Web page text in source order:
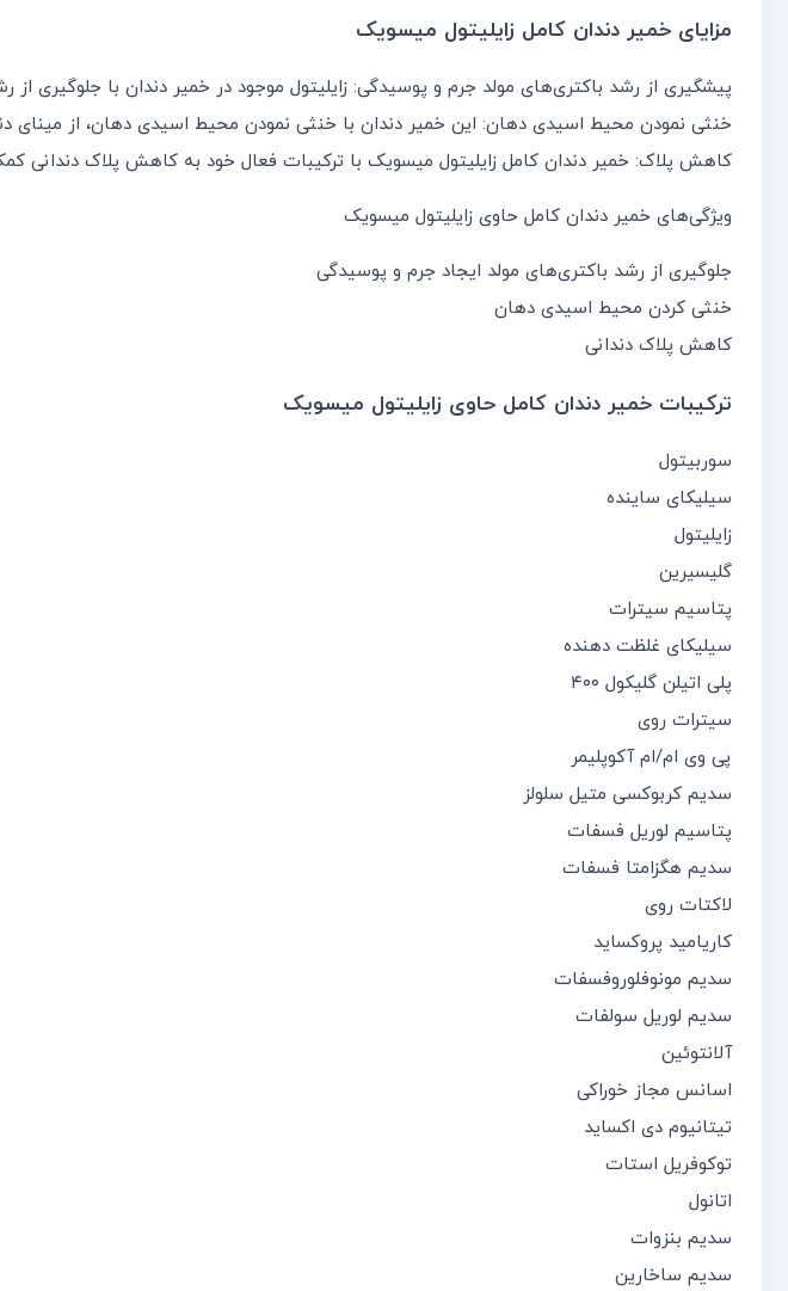
مزایای خمیر دندان کامل زایلیتول میسویک
پیشگیری از رشد باکتری‌های مولد جرم و پوسیدگی: زایلیتول موجود در خمیر دندان با
خنثی نمودن محیط اسیدی دهان: این خمیر دندان با خنثی نمودن محیط اسیدی دهان، از
کاهش پلاک: خمیر دندان کامل زایلیتول میسویک با ترکیبات فعال خود به کاهش پلاک
ویژگی‌های خمیر دندان کامل حاوی زایلیتول میسویک
جلوگیری از رشد باکتری‌های مولد ایجاد جرم و پوسیدگی
خنثی کردن محیط اسیدی دهان
کاهش پلاک دندانی
ترکیبات خمیر دندان کامل حاوی زایلیتول میسویک
سوربیتول
سیلیکای ساینده
زایلیتول
گلیسیرین
پتاسیم سیترات
سیلیکای غلظت دهنده
پلی اتیلن گلیکول ۴۰۰
سیترات روی
پی وی ام/ام آکوپلیمر
سدیم کربوکسی متیل سلولز
پتاسیم لوریل فسفات
سدیم هگزامتا فسفات
لاکتات روی
کاریامید پروکساید
سدیم مونوفلوروفسفات
سدیم لوریل سولفات
آلانتوئین
اسانس مجاز خوراکی
تیتانیوم دی اکساید
توکوفریل استات
اتانول
سدیم بنزوات
سدیم ساخارین